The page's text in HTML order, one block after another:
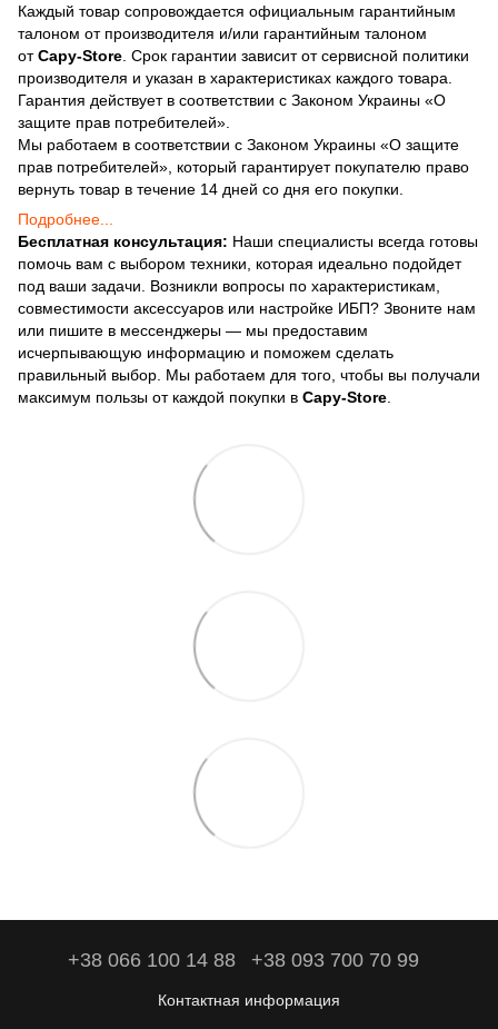
Каждый товар сопровождается официальным гарантийным
талоном от производителя и/или гарантийным талоном
отCapy-Store . Срок гарантии зависит от сервисной политики
производителя и указан в характеристиках каждого товара.
Гарантия действует в соответствии с Законом Украины «О
защите прав потребителей».
Мы работаем в соответствии с Законом Украины «О защите
прав потребителей», который гарантирует покупателю право
вернуть товар в течение 14 дней со дня его покупки.
Подробнее...
Бесплатная консультация: Наши специалисты всегда готовы
помочь вам с выбором техники, которая идеально подойдет
под ваши задачи. Возникли вопросы по характеристикам,
совместимости аксессуаров или настройке ИБП? Звоните нам
или пишите в мессенджеры — мы предоставим
исчерпывающую информацию и поможем сделать
правильный выбор. Мы работаем для того, чтобы вы получали
максимум пользы от каждой покупки в Capy-Store
+38 066 100 14 88 +38 093 700 70 99
Контактная информация